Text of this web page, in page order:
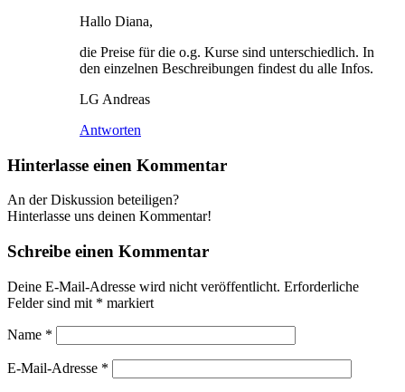
Hallo Diana,
die Preise für die o.g. Kurse sind unterschiedlich. In
den einzelnen Beschreibungen findest du alle Infos.
LG Andreas
Antworten
Hinterlasse einen Kommentar
An der Diskussion beteiligen?
Hinterlasse uns deinen Kommentar!
Schreibe einen Kommentar
Deine E-Mail-Adresse wird nicht veröffentlicht. Erforderliche
Felder sind mit * markiert
Name *
E-Mail-Adresse *